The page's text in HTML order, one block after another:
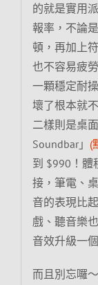
的就是實用
報率，不論
頓，再加上
也不容易疲
一顆穩定耐
壞了根本就
二樣則是桌
Soundbar」 (
到 $990！體
接，筆電、
音的表現比
戲、聽音樂
音效升級一
而且別忘囉